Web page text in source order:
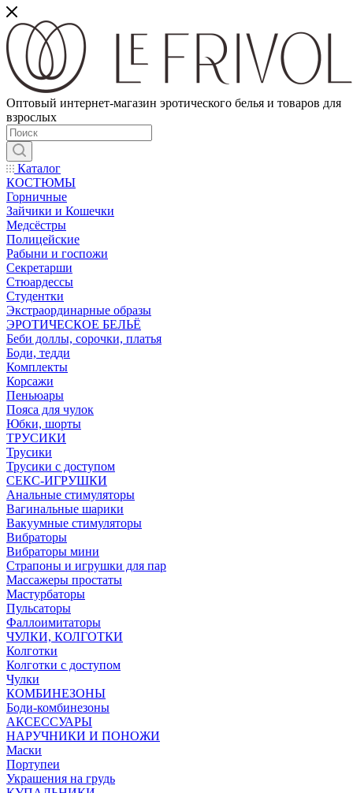
Оптовый интернет-магазин эротического белья и товаров для
взрослых
Каталог
КОСТЮМЫ
Горничные
Зайчики и Кошечки
Медсёстры
Полицейские
Рабыни и госпожи
Секретарши
Стюардессы
Студентки
Экстраординарные образы
ЭРОТИЧЕСКОЕ БЕЛЬЁ
Беби доллы, сорочки, платья
Боди, тедди
Комплекты
Корсажи
Пеньюары
Пояса для чулок
Юбки, шорты
ТРУСИКИ
Трусики
Трусики с доступом
СЕКС-ИГРУШКИ
Анальные стимуляторы
Вагинальные шарики
Вакуумные стимуляторы
Вибраторы
Вибраторы мини
Страпоны и игрушки для пар
Массажеры простаты
Мастурбаторы
Пульсаторы
Фаллоимитаторы
ЧУЛКИ, КОЛГОТКИ
Колготки
Колготки с доступом
Чулки
КОМБИНЕЗОНЫ
Боди-комбинезоны
АКСЕССУАРЫ
НАРУЧНИКИ И ПОНОЖИ
Маски
Портупеи
Украшения на грудь